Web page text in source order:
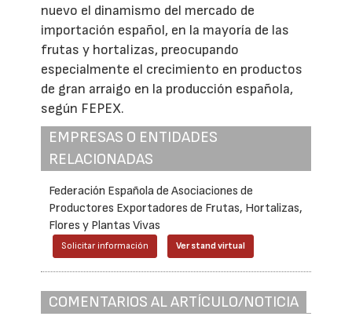
nuevo el dinamismo del mercado de
importación español, en la mayoría de las
frutas y hortalizas, preocupando
especialmente el crecimiento en productos
de gran arraigo en la producción española,
según FEPEX.
EMPRESAS O ENTIDADES
RELACIONADAS
Federación Española de Asociaciones de
Productores Exportadores de Frutas, Hortalizas,
Flores y Plantas Vivas
Solicitar información Ver stand virtual
COMENTARIOS AL ARTÍCULO/NOTICIA